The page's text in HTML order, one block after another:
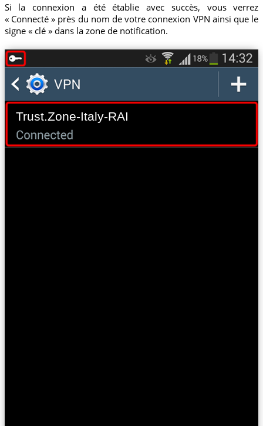
Si la connexion a été établie avec succès, vous verrez
« Connecté » près du nom de votre connexion VPN ainsi que le
signe « clé » dans la zone de notification.
Trust.Zone-Italy-RAI